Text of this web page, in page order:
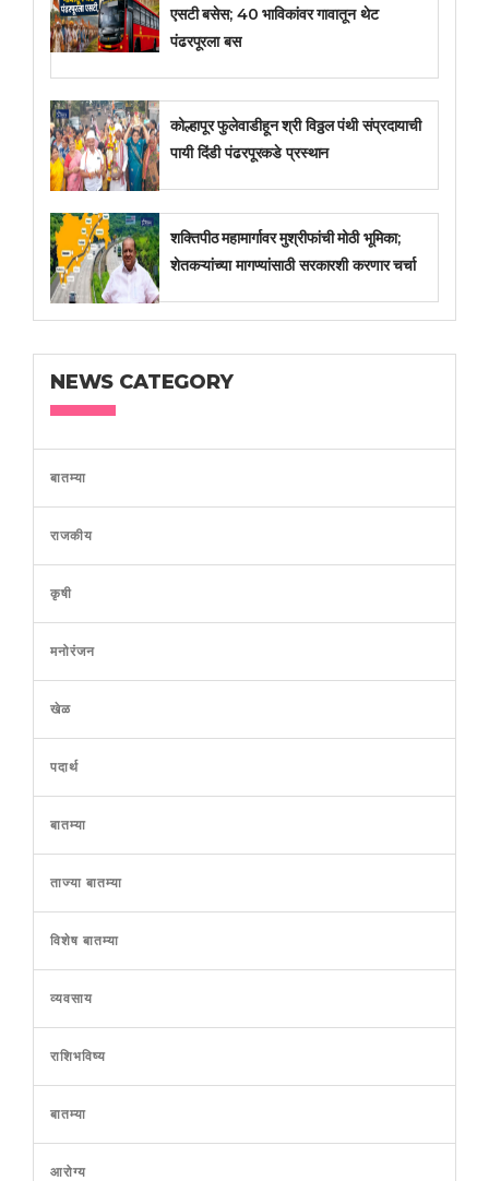
एसटी बसेस; 40 भाविकांवर गावातून थेट
पंढरपूरला बस
कोल्हापूर फुलेवाडीहून श्री विठ्ठल पंथी संप्रदायाची
पायी दिंडी पंढरपूरकडे प्रस्थान
शक्तिपीठ महामार्गावर मुश्रीफांची मोठी भूमिका;
शेतकऱ्यांच्या मागण्यांसाठी सरकारशी करणार चर्चा
NEWS CATEGORY
बातम्या
राजकीय
कृषी
मनोरंजन
खेळ
पदार्थ
बातम्या
ताज्या बातम्या
विशेष बातम्या
व्यवसाय
राशिभविष्य
बातम्या
आरोग्य